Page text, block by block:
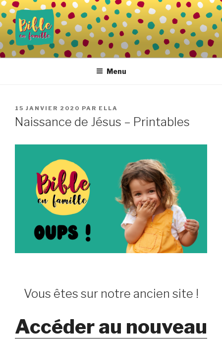
Aller
au
contenu
principal
BIBLE EN FAMILLE
Vivre la Parole de Dieu au quotidien
Menu
PUBLIÉ
LE
15 JANVIER 2020 PAR ELLA
Naissance de Jésus – Printables
Vous êtes sur notre ancien site !
Accéder au nouveau